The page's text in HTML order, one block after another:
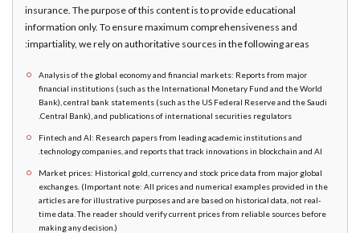
insurance. The purpose of this content is to provide educational
information only. To ensure maximum comprehensiveness and
impartiality, we rely on authoritative sources in the following areas:
Analysis of the global economy and financial markets: Reports from major
financial institutions (such as the International Monetary Fund and the World
Bank), central bank statements (such as the US Federal Reserve and the Saudi
Central Bank), and publications of international securities regulators.
Fintech and AI: Research papers from leading academic institutions and
technology companies, and reports that track innovations in blockchain and AI.
Market prices: Historical gold, currency and stock price data from major global
exchanges. (Important note: All prices and numerical examples provided in the
articles are for illustrative purposes and are based on historical data, not real-
time data. The reader should verify current prices from reliable sources before
making any decision.)